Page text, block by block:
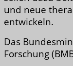
und neue
entwickeln.
Das
Forschung